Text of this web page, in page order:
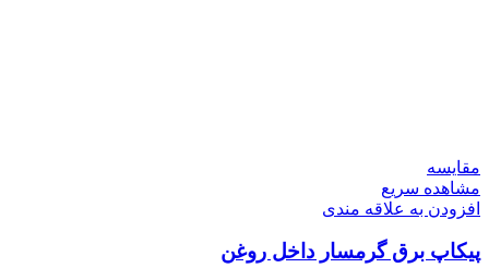
مقایسه
مشاهده سریع
افزودن به علاقه مندی
پیکاپ برق گرمسار داخل روغن